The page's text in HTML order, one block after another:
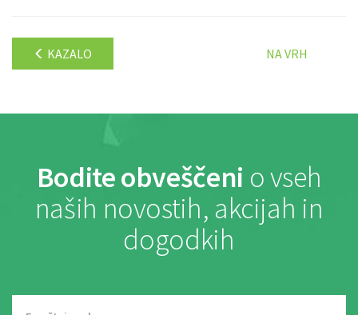
KAZALO NA VRH
Bodite obveščeni o vseh
naših novostih, akcijah in
dogodkih